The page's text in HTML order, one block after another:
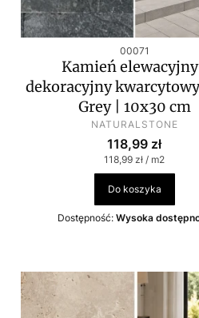
Kod produktu
00071
Kamień
dekoracyjny
Grey | 10x30 cm
PRODUCENT
NATURALSTONE
Cena
118,99 zł
Cena jednostkowa
118,99 zł / m2
Do koszyka
Dostępność: Wysoka